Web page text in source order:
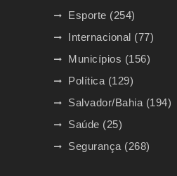
Esporte (254)
Internacional (77)
Municípios (156)
Política (129)
Salvador/Bahia (194)
Saúde (25)
Segurança (268)